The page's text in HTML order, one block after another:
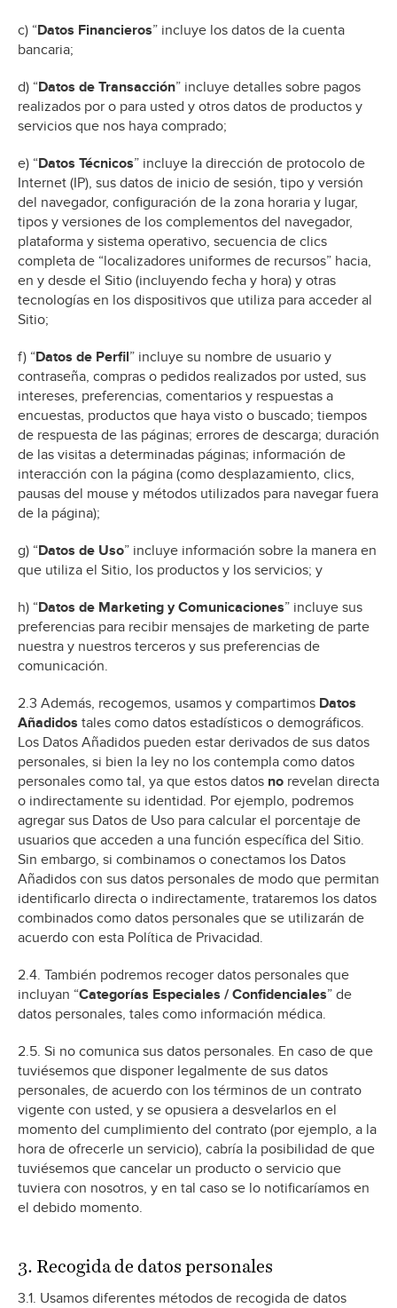
c) “Datos Financieros” incluye los datos de la cuenta
bancaria;
d) “Datos de Transacción” incluye detalles sobre pagos
realizados por o para usted y otros datos de productos y
servicios que nos haya comprado;
e) “Datos Técnicos” incluye la dirección de protocolo de
Internet (IP), sus datos de inicio de sesión, tipo y versión
del navegador, configuración de la zona horaria y lugar,
tipos y versiones de los complementos del navegador,
plataforma y sistema operativo, secuencia de clics
completa de “localizadores uniformes de recursos” hacia,
en y desde el Sitio (incluyendo fecha y hora) y otras
tecnologías en los dispositivos que utiliza para acceder al
Sitio;
f) “Datos de Perfil” incluye su nombre de usuario y
contraseña, compras o pedidos realizados por usted, sus
intereses, preferencias, comentarios y respuestas a
encuestas, productos que haya visto o buscado; tiempos
de respuesta de las páginas; errores de descarga; duración
de las visitas a determinadas páginas; información de
interacción con la página (como desplazamiento, clics,
pausas del mouse y métodos utilizados para navegar fuera
de la página);
g) “Datos de Uso” incluye información sobre la manera en
que utiliza el Sitio, los productos y los servicios; y
h) “Datos de Marketing y Comunicaciones” incluye sus
preferencias para recibir mensajes de marketing de parte
nuestra y nuestros terceros y sus preferencias de
comunicación.
2.3 Además, recogemos, usamos y compartimos Datos
Añadidos tales como datos estadísticos o demográficos.
Los Datos Añadidos pueden estar derivados de sus datos
personales, si bien la ley no los contempla como datos
personales como tal, ya que estos datos no revelan directa
o indirectamente su identidad. Por ejemplo, podremos
agregar sus Datos de Uso para calcular el porcentaje de
usuarios que acceden a una función específica del Sitio.
Sin embargo, si combinamos o conectamos los Datos
Añadidos con sus datos personales de modo que permitan
identificarlo directa o indirectamente, trataremos los datos
combinados como datos personales que se utilizarán de
acuerdo con esta Política de Privacidad.
2.4. También podremos recoger datos personales que
incluyan “Categorías Especiales / Confidenciales” de
datos personales, tales como información médica.
2.5. Si no comunica sus datos personales. En caso de que
tuviésemos que disponer legalmente de sus datos
personales, de acuerdo con los términos de un contrato
vigente con usted, y se opusiera a desvelarlos en el
momento del cumplimiento del contrato (por ejemplo, a la
hora de ofrecerle un servicio), cabría la posibilidad de que
tuviésemos que cancelar un producto o servicio que
tuviera con nosotros, y en tal caso se lo notificaríamos en
el debido momento.
3. Recogida de datos personales
3.1. Usamos diferentes métodos de recogida de datos